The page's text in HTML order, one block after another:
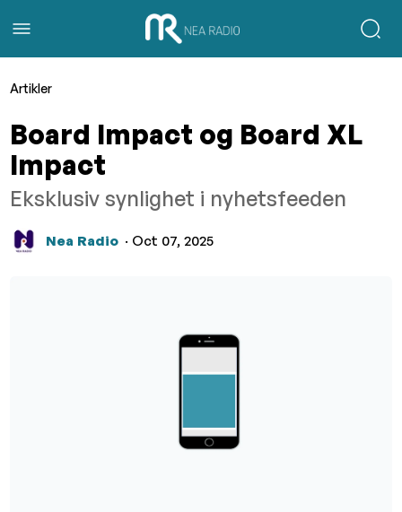
Artikler
Board Impact og Board XL
Impact
Eksklusiv synlighet i nyhetsfeeden
Nea Radio · Oct 07, 2025